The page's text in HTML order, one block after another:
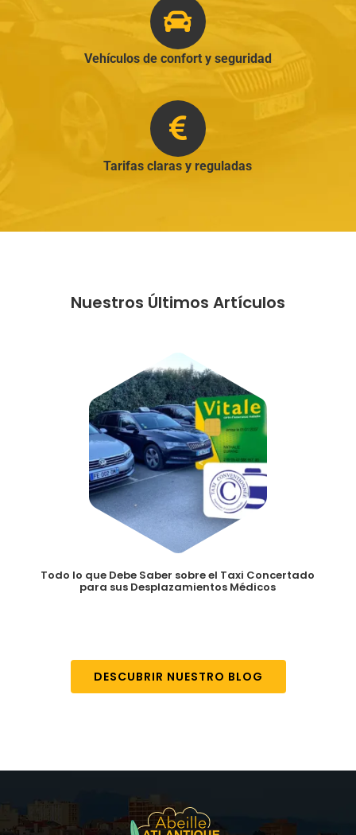
Vehículos de confort y seguridad
Tarifas claras y reguladas
Nuestros Últimos Artículos
Todo lo que Debe Saber sobre el Taxi Concertado
para sus Desplazamientos Médicos
DESCUBRIR NUESTRO BLOG